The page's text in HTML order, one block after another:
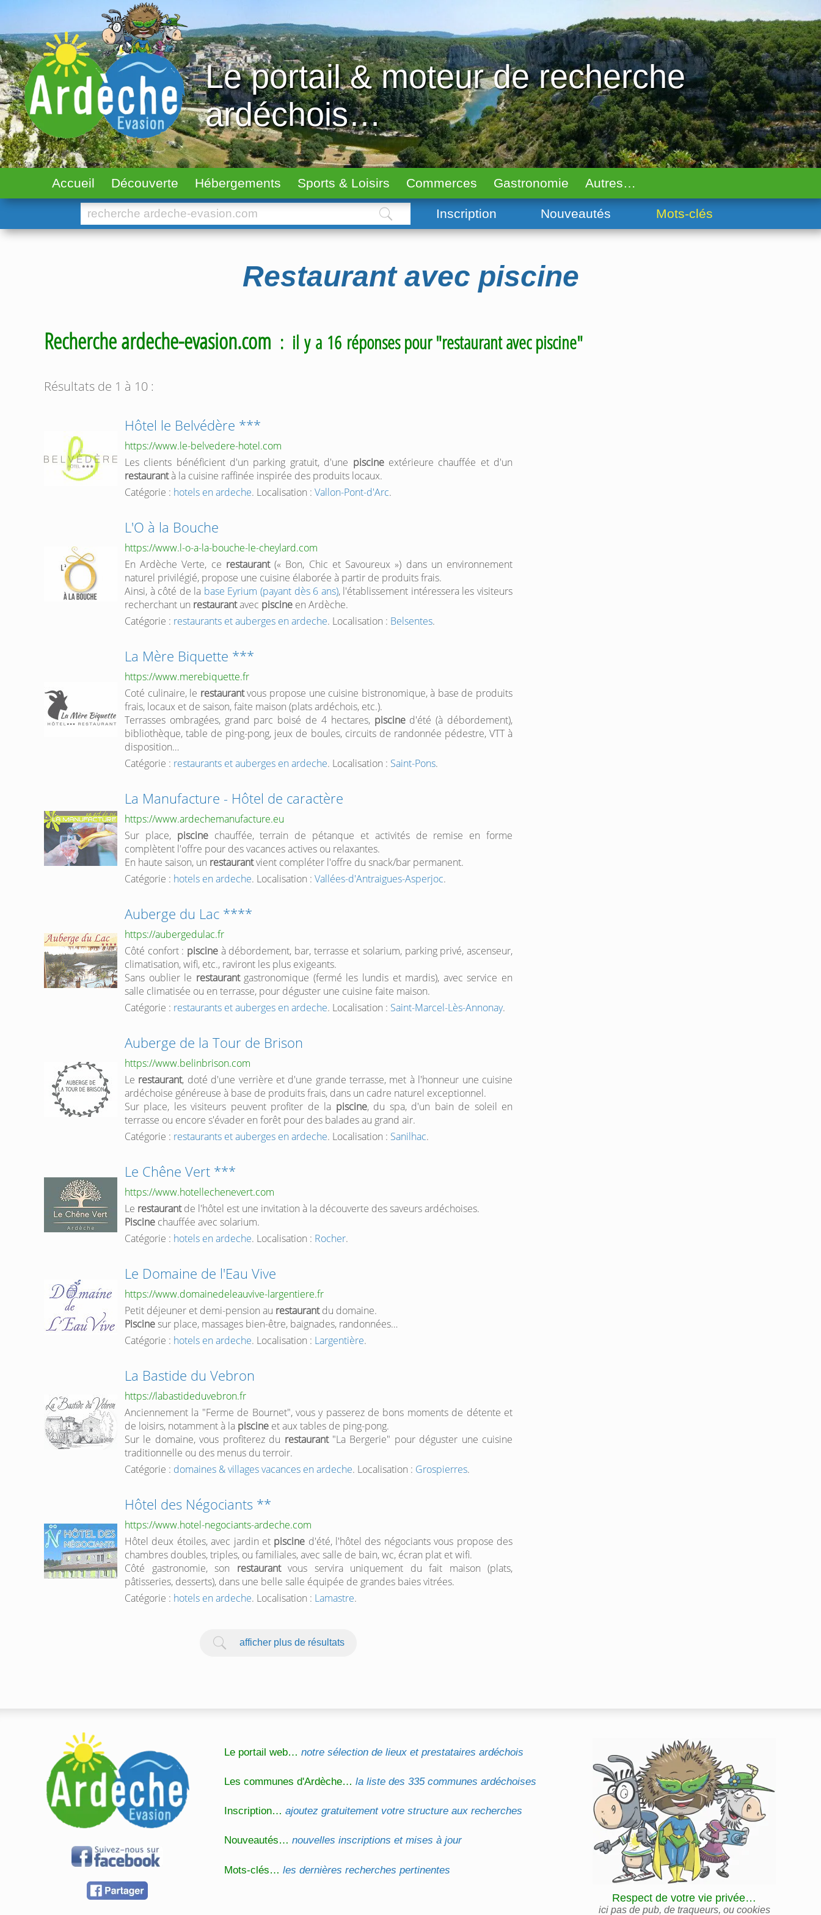
Le portail & moteur de recherche
ardéchois…
Accueil Découverte Hébergements Sports & Loisirs Commerces Gastronomie Autres…
Inscription Nouveautés Mots-clés
Restaurant avec piscine
Recherche ardeche-evasion.com : il y a 16 réponses pour "restaurant avec piscine"
Résultats de 1 à 10 :
Hôtel le Belvédère ***
https://www.le-belvedere-hotel.com
Les clients bénéficient d'un parking gratuit, d'une piscineextérieure chauffée et d'un
restaurantà la cuisine raffinée inspirée des produits locaux.
Catégorie : hotels en ardeche. Localisation : Vallon-Pont-d'Arc.
L'O à la Bouche
https://www.l-o-a-la-bouche-le-cheylard.com
En Ardèche Verte, ce restaurant(« Bon, Chic et Savoureux ») dans un environnement
naturel privilégié, propose une cuisine élaborée à partir de produits frais.
Ainsi, à côté de la base Eyrium (payant dès 6 ans), l'établissement intéressera les visiteurs
recherchant un restaurantavec piscine en Ardèche.
Catégorie : restaurants et auberges en ardeche. Localisation : Belsentes.
La Mère Biquette ***
https://www.merebiquette.fr
Coté culinaire, le restaurantvous propose une cuisine bistronomique, à base de produits
frais, locaux et de saison, faite maison (plats ardéchois, etc.).
Terrasses ombragées, grand parc boisé de 4 hectares, piscined'été (à débordement),
bibliothèque, table de ping-pong, jeux de boules, circuits de randonnée pédestre, VTT à
disposition…
Catégorie : restaurants et auberges en ardeche. Localisation : Saint-Pons.
La Manufacture - Hôtel de caractère
https://www.ardechemanufacture.eu
Sur place, piscinechauffée, terrain de pétanque et activités de remise en forme
complètent l'offre pour des vacances actives ou relaxantes.
En haute saison, un restaurantvient compléter l'offre du snack/bar permanent.
Catégorie : hotels en ardeche. Localisation : Vallées-d'Antraigues-Asperjoc.
Auberge du Lac ****
https://aubergedulac.fr
Côté confort : piscine à débordement, bar, terrasse et solarium, parking privé, ascenseur,
climatisation, wifi, etc., raviront les plus exigeants.
Sans oublier le restaurantgastronomique (fermé les lundis et mardis), avec service en
salle climatisée ou en terrasse, pour déguster une cuisine faite maison.
Catégorie : restaurants et auberges en ardeche. Localisation : Saint-Marcel-Lès-Annonay.
Auberge de la Tour de Brison
https://www.belinbrison.com
Le restaurant, doté d'une verrière et d'une grande terrasse, met à l'honneur une cuisine
ardéchoise généreuse à base de produits frais, dans un cadre naturel exceptionnel.
Sur place, les visiteurs peuvent profiter de la piscine, du spa, d'un bain de soleil en
terrasse ou encore s'évader en forêt pour des balades au grand air.
Catégorie : restaurants et auberges en ardeche. Localisation : Sanilhac.
Le Chêne Vert ***
https://www.hotellechenevert.com
Le restaurantde l'hôtel est une invitation à la découverte des saveurs ardéchoises.
Piscine chauffée avec solarium.
Catégorie : hotels en ardeche. Localisation : Rocher.
Le Domaine de l'Eau Vive
https://www.domainedeleauvive-largentiere.fr
Petit déjeuner et demi-pension au restaurantdu domaine.
Piscinesur place, massages bien-être, baignades, randonnées…
Catégorie : hotels en ardeche. Localisation : Largentière.
La Bastide du Vebron
https://labastideduvebron.fr
Anciennement la "Ferme de Bournet", vous y passerez de bons moments de détente et
de loisirs, notamment à la piscine et aux tables de ping-pong.
Sur le domaine, vous profiterez du restaurant"La Bergerie" pour déguster une cuisine
traditionnelle ou des menus du terroir.
Catégorie : domaines & villages vacances en ardeche. Localisation : Grospierres.
Hôtel des Négociants **
https://www.hotel-negociants-ardeche.com
Hôtel deux étoiles, avec jardin et piscine d'été, l'hôtel des négociants vous propose des
chambres doubles, triples, ou familiales, avec salle de bain, wc, écran plat et wifi.
Côté gastronomie, son restaurantvous servira uniquement du fait maison (plats,
pâtisseries, desserts), dans une belle salle équipée de grandes baies vitrées.
Catégorie : hotels en ardeche. Localisation : Lamastre.
afficher plus de résultats
Le portail web… notre sélection de lieux et prestataires ardéchois
Les communes d'Ardèche… la liste des 335 communes ardéchoises
Inscription… ajoutez gratuitement votre structure aux recherches
Nouveautés… nouvelles inscriptions et mises à jour
Mots-clés… les dernières recherches pertinentes
Respect de votre vie privée…
ici pas de pub, de traqueurs, ou cookies